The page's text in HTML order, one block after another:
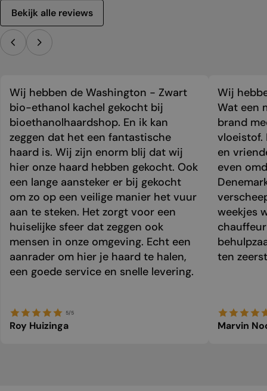
Bekijk alle reviews
Wij hebben de Washington - Zwart
bio-ethanol kachel gekocht bij
bioethanolhaardshop. En ik kan
zeggen dat het een fantastische
haard is. Wij zijn enorm blij dat wij
hier onze haard hebben gekocht. Ook
een lange aansteker er bij gekocht
om zo op een veilige manier het vuur
aan te steken. Het zorgt voor een
huiselijke sfeer dat zeggen ook
mensen in onze omgeving. Echt een
aanrader om hier je haard te halen,
een goede service en snelle levering.
5/5
Roy Huizinga
Wij
Wat een
brand
vloeistof.
en
even
weekjes
ten
Marvin